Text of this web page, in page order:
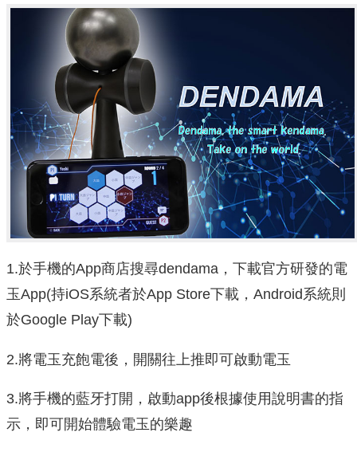
1.於手機的App商店搜尋dendama，下載官方研發的電
玉App(持iOS系統者於App Store下載，Android系統則
於Google Play下載)
2.將電玉充飽電後，開關往上推即可啟動電玉
3.將手機的藍牙打開，啟動app後根據使用說明書的指
示，即可開始體驗電玉的樂趣